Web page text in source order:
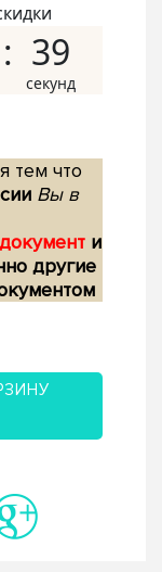
38
тем что
Вы в
и
другие